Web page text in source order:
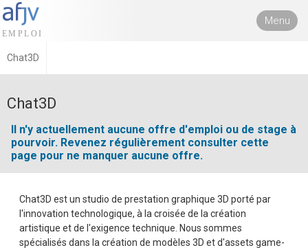
Menu
Chat3D
Chat3D
Il n'y actuellement aucune offre d'emploi ou de stage à
pourvoir. Revenez régulièrement consulter cette
page pour ne manquer aucune offre.
Chat3D est un studio de prestation graphique 3D porté par
l'innovation technologique, à la croisée de la création
artistique et de l'exigence technique. Nous sommes
spécialisés dans la création de modèles 3D et d'assets game-